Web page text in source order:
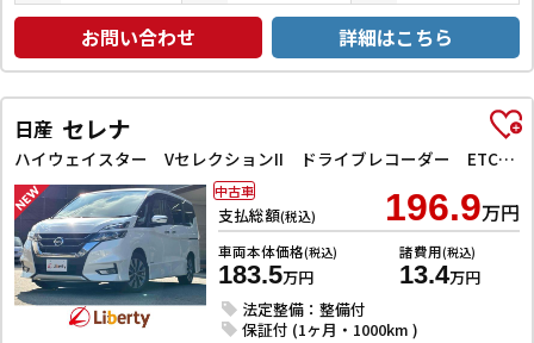
お問い合わせ 詳細はこちら
日産 セレナ
ハイウェイスター VセレクションII ドライブレコーダー ETC バックカメラ サイドカメラ ナビ TV クリアランスソナー オートクルーズコントロール パークアシスト 衝突被害軽減システム 両側電動スライドドア オートライト
支払総額(税込) 196.9万円
車両本体価格(税込)
183.5万円
諸費用(税込)
13.4万円
法定整備：整備付
保証付 (1ヶ月・1000km )
中古車